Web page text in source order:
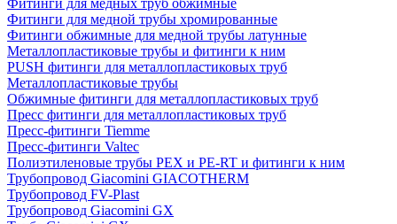
Фитинги для медной трубы хромированные
Фитинги обжимные для медной трубы латунные
Металлопластиковые трубы и фитинги к ним
PUSH фитинги для металлопластиковых труб
Металлопластиковые трубы
Обжимные фитинги для металлопластиковых труб
Пресс фитинги для металлопластиковых труб
Пресс-фитинги Tiemme
Пресс-фитинги Valtec
Полиэтиленовые трубы PEX и PE-RT и фитинги к ним
Трубопровод Giacomini GIACOTHERM
Трубопровод FV-Plast
Трубопровод Giacomini GX